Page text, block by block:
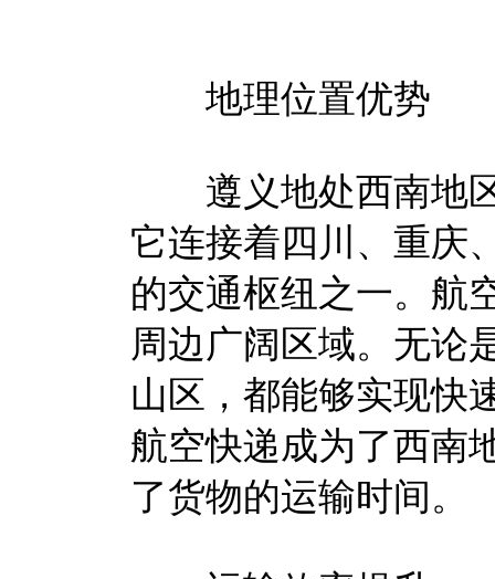
地理位置优势
遵义地处西南地区
它连接着四川、重庆
的交通枢纽之一。航
周边广阔区域。无论
山区，都能够实现快
航空快递成为了西南
了货物的运输时间。